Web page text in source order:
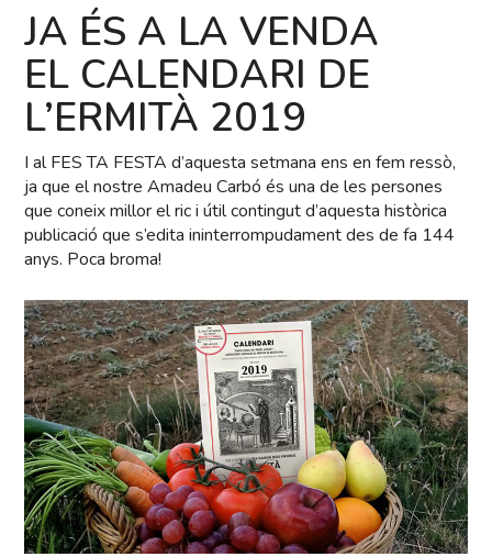
JA ÉS A LA VENDA
EL CALENDARI DE
L’ERMITÀ 2019
I al FES TA FESTA d’aquesta setmana ens en fem ressò,
ja que el nostre Amadeu Carbó és una de les persones
que coneix millor el ric i útil contingut d’aquesta històrica
publicació que s’edita ininterrompudament des de fa 144
anys. Poca broma!